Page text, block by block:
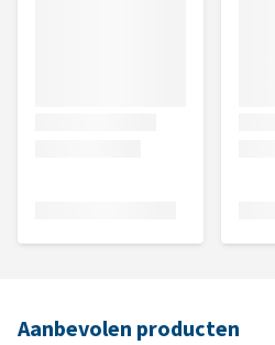
Aanbevolen producten